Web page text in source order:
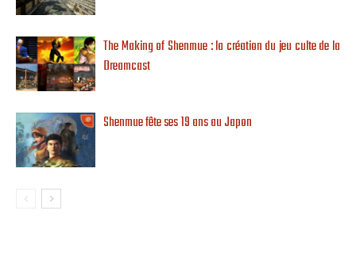
The Making of Shenmue : la création du jeu culte de la
Dreamcast
Shenmue fête ses 19 ans au Japon